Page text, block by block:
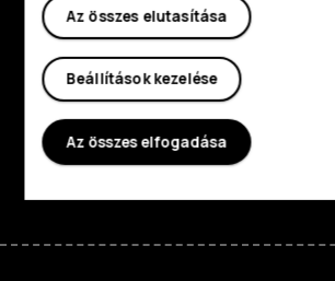
Rólunk
Planet and people
Támogatás
FacebookInstagram
TiktokYoutubeLinkedin
Az összes elutasítása
Beállítások kezelése
Az összes elfogadása